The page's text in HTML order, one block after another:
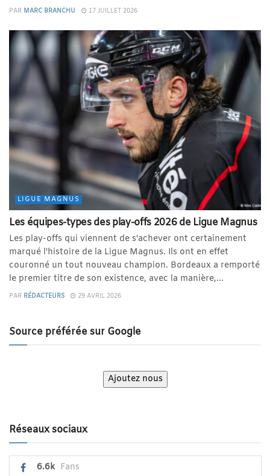
PAR MARC BRANCHU 17 JUILLET 2026
LIGUE MAGNUS
Les équipes-types des play-offs 2026 de Ligue Magnus
Les play-offs qui viennent de s'achever ont certainement
marqué l'histoire de la Ligue Magnus. Ils ont en effet
couronné un tout nouveau champion. Bordeaux a remporté
le premier titre de son existence, avec la manière,...
PAR RÉDACTEURS 29 AVRIL 2026
Source préférée sur Google
Ajoutez nous
Réseaux sociaux
6.6k Fans